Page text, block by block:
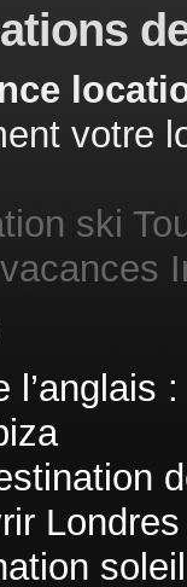
votre
ski
l’anglais
Londres